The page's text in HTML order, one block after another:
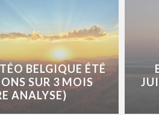
BELGIQUE ÉTÉ
SUR 3 MOIS
ANALYSE)